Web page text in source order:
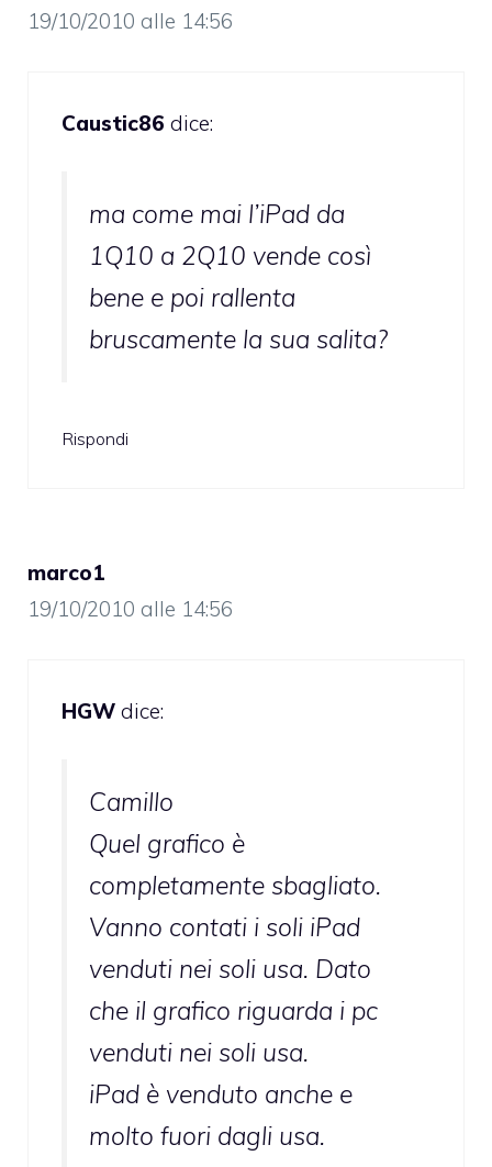
19/10/2010 alle 14:56
Caustic86 dice:
ma come mai l’iPad da
1Q10 a 2Q10 vende così
bene e poi rallenta
bruscamente la sua salita?
Rispondi
marco1
19/10/2010 alle 14:56
HGW dice:
Camillo
Quel grafico è
completamente sbagliato.
Vanno contati i soli iPad
venduti nei soli usa. Dato
che il grafico riguarda i pc
venduti nei soli usa.
iPad è venduto anche e
molto fuori dagli usa.